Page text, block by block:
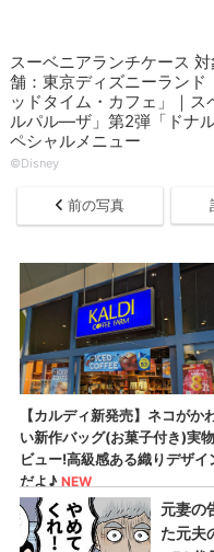
スーベニアランチケース
舗：東京ディズニーラン
ッドタイム・カフェ」｜
ルパル―ザ」第2弾「ドナ
ペシャルメニュー
©Disney
前の写真